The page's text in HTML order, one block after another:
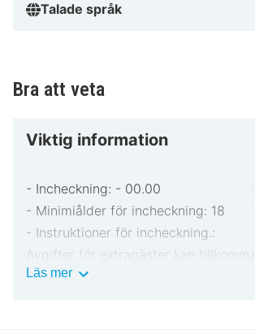
Talade språk
Bra att veta
Viktig information
- Incheckning: - 00.00
- Minimiålder för incheckning: 18
- Instruktioner för incheckning.:
Avgifter för extragäster kan
i enlighet med boendets policy.
Läs merViktig